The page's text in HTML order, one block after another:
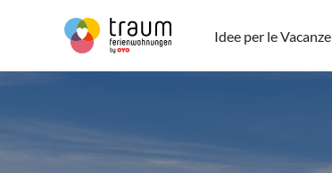
Idee per le Vacanze